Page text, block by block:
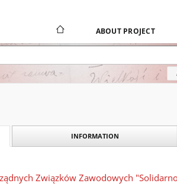
ABOUT PROJECT
INFORMATION
Związków Zawodowych